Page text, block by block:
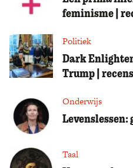
feminisme |
Politiek
Dark
Trump |
Onderwijs
Levenslessen:
Taal